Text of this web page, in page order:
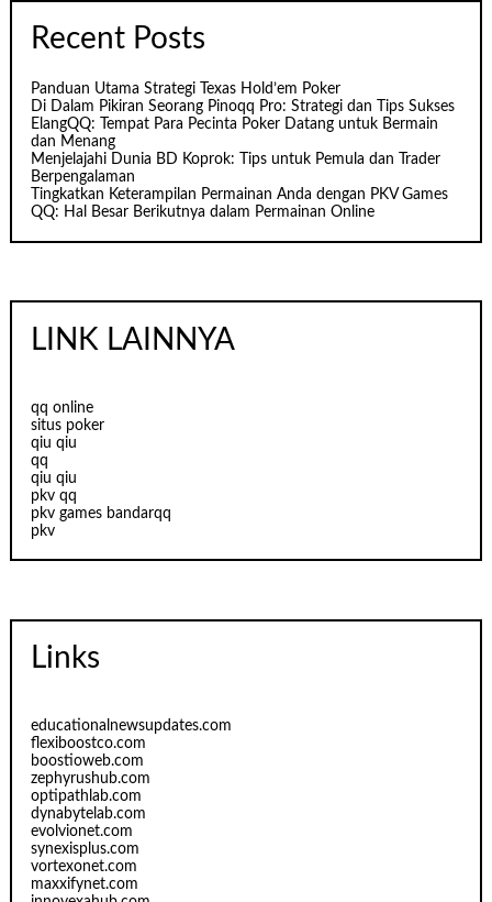
Recent Posts
Panduan Utama Strategi Texas Hold’em Poker
Di Dalam Pikiran Seorang Pinoqq Pro: Strategi dan Tips Sukses
ElangQQ: Tempat Para Pecinta Poker Datang untuk Bermain
dan Menang
Menjelajahi Dunia BD Koprok: Tips untuk Pemula dan Trader
Berpengalaman
Tingkatkan Keterampilan Permainan Anda dengan PKV Games
QQ: Hal Besar Berikutnya dalam Permainan Online
LINK LAINNYA
qq online
situs poker
qiu qiu
qq
qiu qiu
pkv qq
pkv games bandarqq
pkv
Links
educationalnewsupdates.com
flexiboostco.com
boostioweb.com
zephyrushub.com
optipathlab.com
dynabytelab.com
evolvionet.com
synexisplus.com
vortexonet.com
maxxifynet.com